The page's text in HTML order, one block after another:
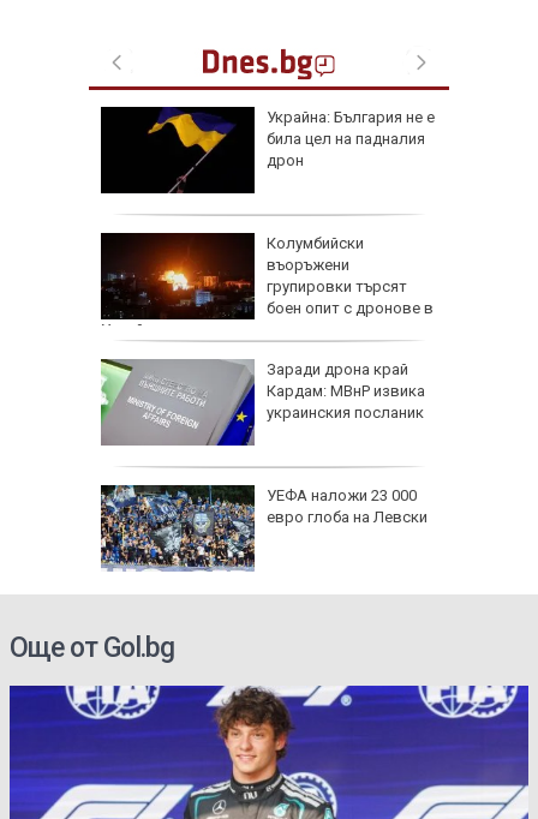
Украйна: България не е
била цел на падналия
дрон
Колумбийски
въоръжени
групировки търсят
боен опит с дронове в
Украйна
Заради дрона край
Кардам: МВнР извика
украинския посланик
УЕФА наложи 23 000
евро глоба на Левски
Още от Gol.bg